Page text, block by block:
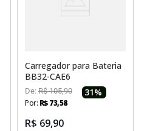
Carregador para Bateria
BB32-CAE6
De: R$ 105,90 31%
Por: R$73,58
R$ 69,90